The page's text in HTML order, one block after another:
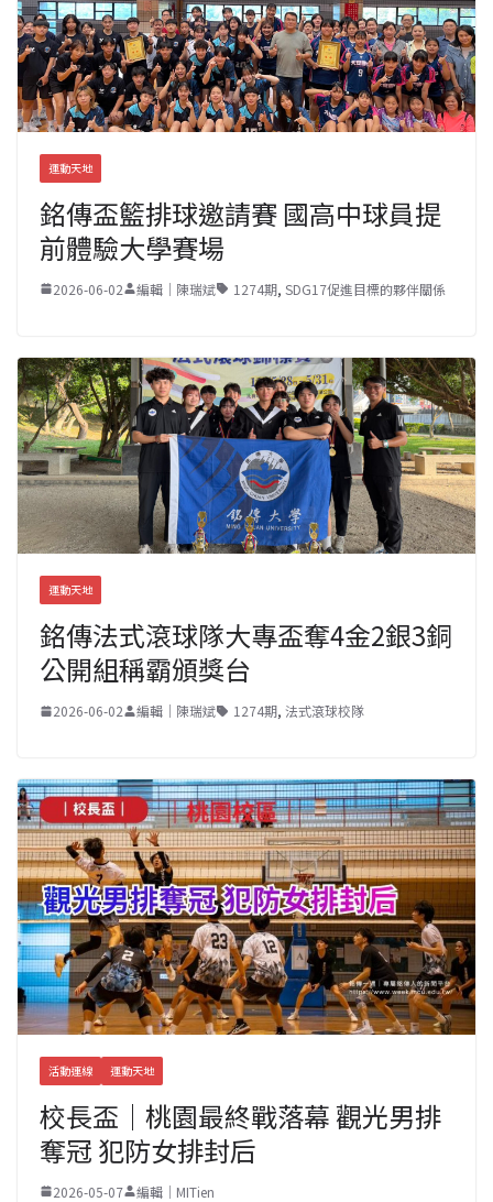
運動天地
銘傳盃籃排球邀請賽 國高中球員提
前體驗大學賽場
2026-06-02 編輯｜陳瑞斌 1274期, SDG17促進目標的夥伴關係
運動天地
銘傳法式滾球隊大專盃奪4金2銀3銅
公開組稱霸頒獎台
2026-06-02 編輯｜陳瑞斌 1274期, 法式滾球校隊
活動連線 運動天地
校長盃｜桃園最終戰落幕 觀光男排
奪冠 犯防女排封后
2026-05-07 編輯｜MITien